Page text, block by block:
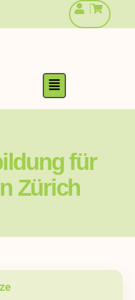
Flyout
Menu
für
Zürich